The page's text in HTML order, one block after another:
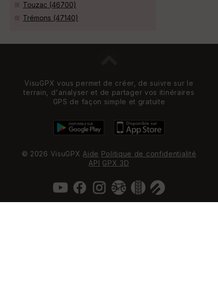
Touzac (46700)
Trémons (47140)
VisuGPX vous permet de créer, de suivre sur le
terrain, d'analyser et de partager vos itinéraires
GPS de façon simple et gratuite
© 2026 VisuGPX Aide Politique de confidentialité
API GPX 3D